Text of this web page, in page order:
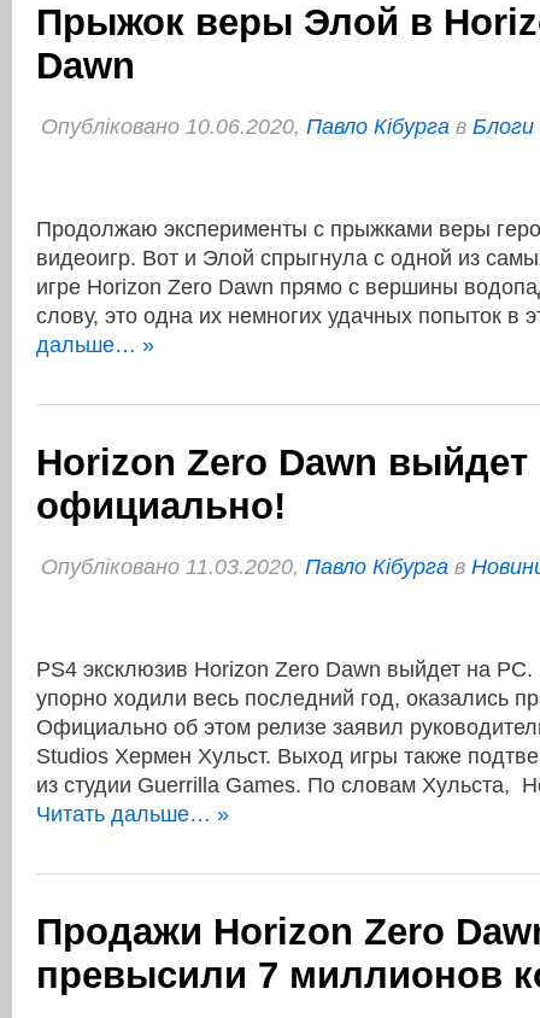
Прыжок веры Элой в
Dawn
Опубліковано 10.06.2020, Павло Кібурга в Блоги
Продолжаю эксперименты с прыжками веры
видеоигр. Вот и Элой спрыгнула с одной из
игре Horizon Zero Dawn прямо с вершины
слову, это одна их немногих удачных попыток в
дальше… »
Horizon Zero Dawn выйдет
официально!
Опубліковано 11.03.2020, Павло Кібурга в
PS4 эксклюзив Horizon Zero Dawn выйдет на
упорно ходили весь последний год, оказались
Официально об этом релизе заявил
Studios Хермен Хульст. Выход игры также
из студии Guerrilla Games. По словам Хульста,
Читать дальше… »
Продажи Horizon Zero
превысили 7 миллионов